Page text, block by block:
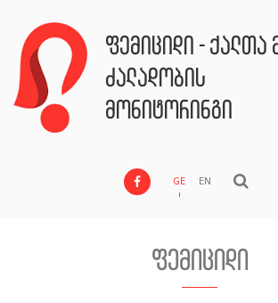
ფემიციდი - ქალთა
ძალადობის
მონიტორინგი
GE EN
ფემიციდი